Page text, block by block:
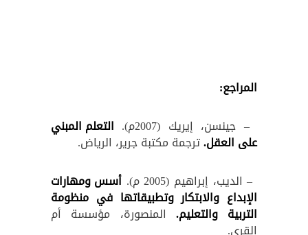
المراجع:
– جينسن، إيريك (2007م).
التعلم المبني
على العقل.ترجمة مكتبة جرير، الرياض.
– الديب، إبراهيم (2005 م).
أسس ومهارات
الإبداع والابتكار وتطبيقاتها في منظومة
التربية والتعليم. المنصورة، مؤسسة أم
القرى.